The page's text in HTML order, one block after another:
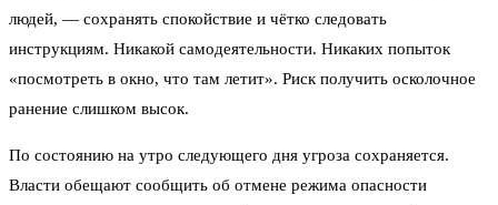
людей, — сохранять спокойствие и чётко следовать
инструкциям. Никакой самодеятельности. Никаких попыток
«посмотреть в окно, что там летит». Риск получить осколочное
ранение слишком высок.
По состоянию на утро следующего дня угроза сохраняется.
Власти обещают сообщить об отмене режима опасности